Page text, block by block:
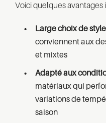
Voici quelques avantages
Large choix de
conviennent aux
et mixtes
Adapté aux
matériaux qui
variations de
saison